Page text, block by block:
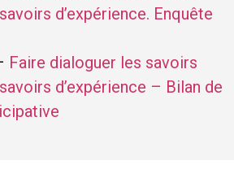
d’expérience. Enquête
Faire dialoguer les savoirs
d’expérience – Bilan de